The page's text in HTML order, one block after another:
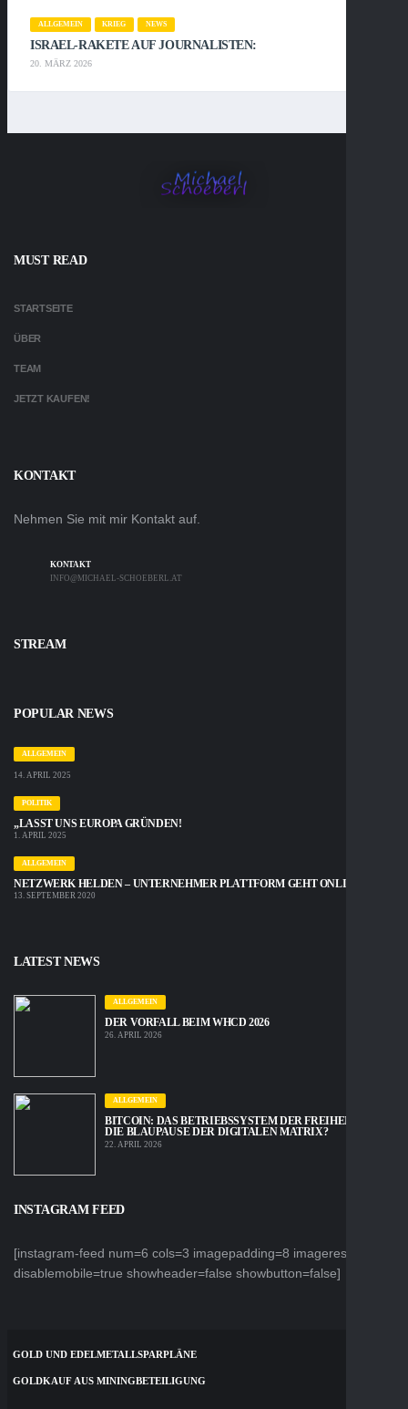
ALLGEMEIN KRIEG NEWS
ISRAEL-RAKETE AUF JOURNALISTEN:
20. MÄRZ 2026
MUST READ
STARTSEITE
ÜBER
TEAM
JETZT KAUFEN!
KONTAKT
Nehmen Sie mit mir Kontakt auf.
KONTAKT
INFO@MICHAEL-SCHOEBERL.AT
STREAM
POPULAR NEWS
ALLGEMEIN
14. APRIL 2025
POLITIK
„LASST UNS EUROPA GRÜNDEN!
1. APRIL 2025
ALLGEMEIN
NETZWERK HELDEN – UNTERNEHMER PLATTFORM GEHT ONLINE
13. SEPTEMBER 2020
LATEST NEWS
ALLGEMEIN
DER VORFALL BEIM WHCD 2026
26. APRIL 2026
ALLGEMEIN
BITCOIN: DAS BETRIEBSSYSTEM DER FREIHEIT ODER
DIE BLAUPAUSE DER DIGITALEN MATRIX?
22. APRIL 2026
INSTAGRAM FEED
[instagram-feed num=6 cols=3 imagepadding=8 imageres=thumb
disablemobile=true showheader=false showbutton=false]
GOLD UND EDELMETALLSPARPLÄNE
GOLDKAUF AUS MININGBETEILIGUNG